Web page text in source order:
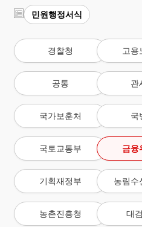
민원행정서식
경찰청 고용
공통 관
국가보훈처 국
국토교통부 금융
기획재정부 농림수
농촌진흥청 대